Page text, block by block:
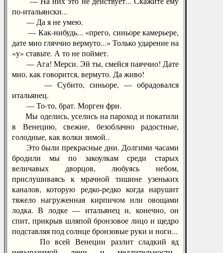
по-итальянски...
— Да я не умею.
— Как-нибудь... «прего, синьоре камерьере,
дате мио гляччио вермуто...» Только ударение на
«у» ставьте. А то не поймет.
— Ага! Мерси. Эй ты, смейся паяччио! Дате
мио, как говорится, вермуто. Да живо!
— Субито, синьоре, — обрадовался
итальянец.
— То-то, брат. Морген фри.
Мы оделись, уселись на пароход и покатили
в Венецию, свежие, безоблачно радостные,
голодные, как волки зимой..
Это были прекрасные дни. Долгими часами
бродили мы по закоулкам среди старых
величавых дворцов, любуясь небом,
прислушиваясь к мрачной тишине узеньких
каналов, которую редко-редко когда нарушит
тяжело нагруженная кирпичом или овощами
лодка. В лодке — итальянец и, конечно, он
спит, прикрыв шляпой бронзовое лицо и щедро
подставляя под солнце бронзовые руки и ноги...
По всей Венеции разлит сладкий яд